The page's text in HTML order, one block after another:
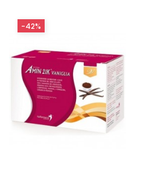
-42%